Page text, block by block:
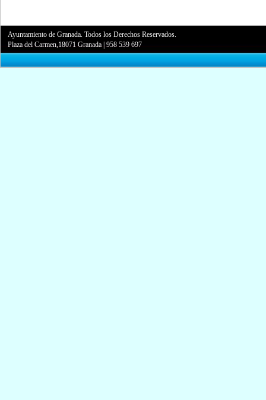
Ayuntamiento de Granada. Todos los Derechos Reservados.
Plaza del Carmen,18071 Granada |958 539 697